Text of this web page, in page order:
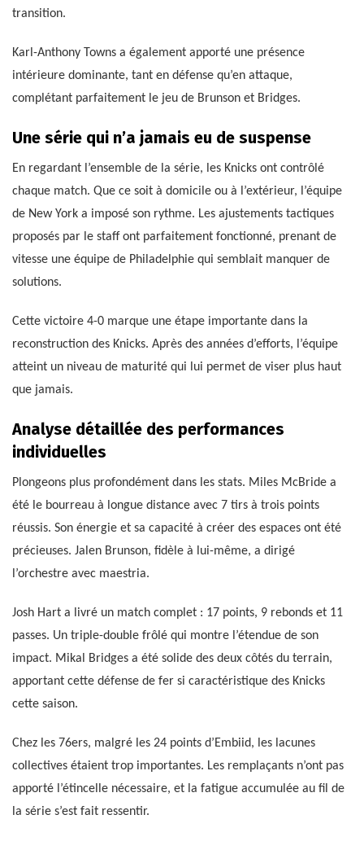
transition.
Karl-Anthony Towns a également apporté une présence
intérieure dominante, tant en défense qu’en attaque,
complétant parfaitement le jeu de Brunson et Bridges.
Une série qui n’a jamais eu de suspense
En regardant l’ensemble de la série, les Knicks ont contrôlé
chaque match. Que ce soit à domicile ou à l’extérieur, l’équipe
de New York a imposé son rythme. Les ajustements tactiques
proposés par le staff ont parfaitement fonctionné, prenant de
vitesse une équipe de Philadelphie qui semblait manquer de
solutions.
Cette victoire 4-0 marque une étape importante dans la
reconstruction des Knicks. Après des années d’efforts, l’équipe
atteint un niveau de maturité qui lui permet de viser plus haut
que jamais.
Analyse détaillée des performances
individuelles
Plongeons plus profondément dans les stats. Miles McBride a
été le bourreau à longue distance avec 7 tirs à trois points
réussis. Son énergie et sa capacité à créer des espaces ont été
précieuses. Jalen Brunson, fidèle à lui-même, a dirigé
l’orchestre avec maestria.
Josh Hart a livré un match complet : 17 points, 9 rebonds et 11
passes. Un triple-double frôlé qui montre l’étendue de son
impact. Mikal Bridges a été solide des deux côtés du terrain,
apportant cette défense de fer si caractéristique des Knicks
cette saison.
Chez les 76ers, malgré les 24 points d’Embiid, les lacunes
collectives étaient trop importantes. Les remplaçants n’ont pas
apporté l’étincelle nécessaire, et la fatigue accumulée au fil de
la série s’est fait ressentir.